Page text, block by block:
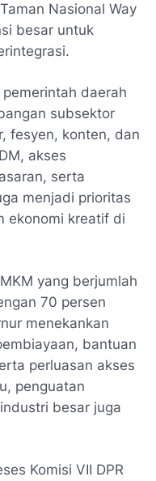
Nasional Way
besar untuk
daerah
subsektor
fesyen, konten, dan
akses
serta
menjadi prioritas
ekonomi kreatif di
yang berjumlah
70 persen
menekankan
bantuan
perluasan akses
penguatan
besar juga
Komisi VII DPR